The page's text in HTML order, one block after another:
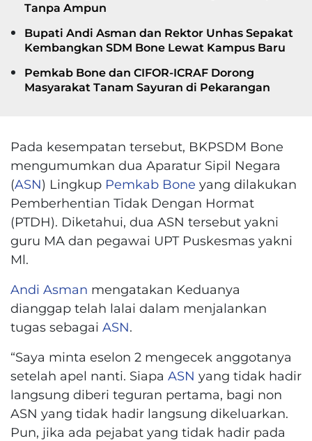
Tanpa Ampun
Bupati Andi Asman dan Rektor Unhas Sepakat
Kembangkan SDM Bone Lewat Kampus Baru
Pemkab Bone dan CIFOR-ICRAF Dorong
Masyarakat Tanam Sayuran di Pekarangan
Pada kesempatan tersebut, BKPSDM Bone
mengumumkan dua Aparatur Sipil Negara
(ASN) Lingkup Pemkab Bone yang dilakukan
Pemberhentian Tidak Dengan Hormat
(PTDH). Diketahui, dua ASN tersebut yakni
guru MA dan pegawai UPT Puskesmas yakni
Ml.
Andi Asman mengatakan Keduanya
dianggap telah lalai dalam menjalankan
tugas sebagai ASN.
“Saya minta eselon 2 mengecek anggotanya
setelah apel nanti. Siapa ASN yang tidak hadir
langsung diberi teguran pertama, bagi non
ASN yang tidak hadir langsung dikeluarkan.
Pun, jika ada pejabat yang tidak hadir pada